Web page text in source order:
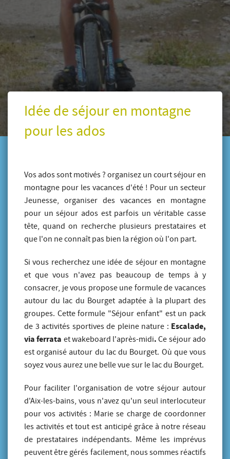
Idée de séjour en montagne
pour les ados
Vos ados sont motivés ? organisez un court séjour en
montagne pour les vacances d'été ! Pour un secteur
Jeunesse, organiser des vacances en montagne
pour un séjour ados est parfois un véritable casse
tête, quand on recherche plusieurs prestataires et
que l'on ne connaît pas bien la région où l'on part.
Si vous recherchez une idée de séjour en montagne
et que vous n'avez pas beaucoup de temps à y
consacrer, je vous propose une formule de vacances
autour du lac du Bourget adaptée à la plupart des
groupes. Cette formule "Séjour enfant" est un pack
de 3 activités sportives de pleine nature : Escalade,
via ferrata et wakeboard l'après-midi. Ce séjour ado
est organisé autour du lac du Bourget. Où que vous
soyez vous aurez une belle vue sur le lac du Bourget.
Pour faciliter l'organisation de votre séjour autour
d'Aix-les-bains, vous n'avez qu'un seul interlocuteur
pour vos activités : Marie se charge de coordonner
les activités et tout est anticipé grâce à notre réseau
de prestataires indépendants. Même les imprévus
peuvent être gérés facilement, nous sommes réactifs